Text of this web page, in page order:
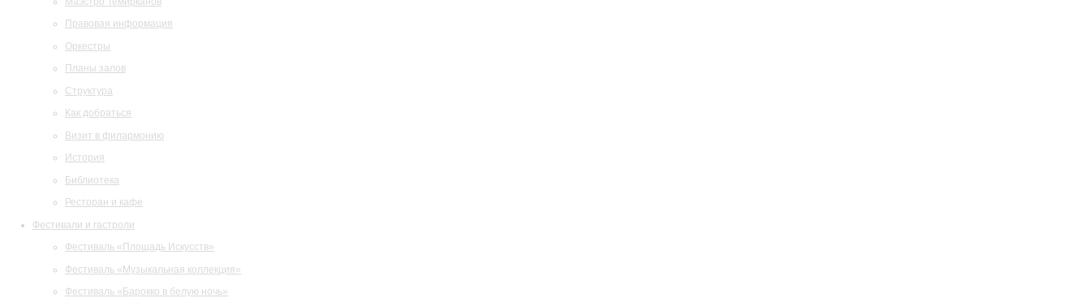
Правовая информация
Оркестры
Планы залов
Структура
Как добраться
Визит в филармонию
История
Библиотека
Ресторан и кафе
Фестивали и гастроли
Фестиваль «Площадь Искусств»
Фестиваль «Музыкальная коллекция»
Фестиваль «Барокко в белую ночь»